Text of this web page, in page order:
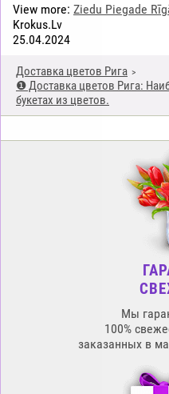
Доставка цветов Рига
❶ Доставка цветов Рига:
букетах из цветов.
View more: Ziedu Piegade
Krokus.Lv
25.04.2024
Мы
100%
заказанных в